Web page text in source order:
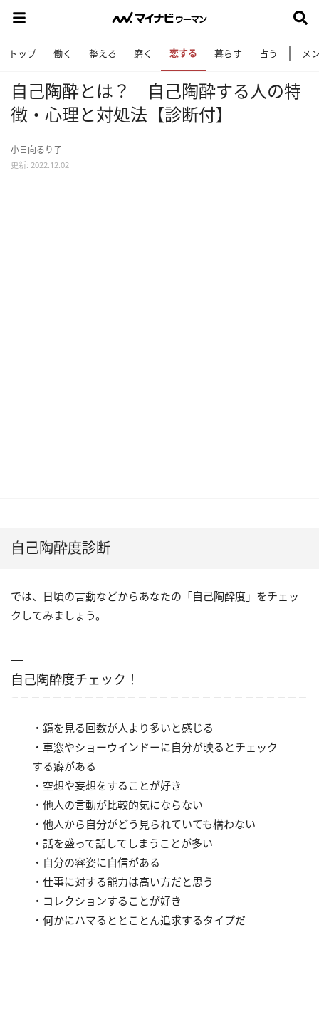
トップ 働く 整える 磨く 恋する 暮らす 占う メ
自己陶酔とは？ 自己陶酔する人の特
徴・心理と対処法【診断付】
小日向るり子
更新: 2022.12.02
自己陶酔度診断
では、日頃の言動などからあなたの「自己陶酔度」をチェッ
クしてみましょう。
自己陶酔度チェック！
・鏡を見る回数が人より多いと感じる
・車窓やショーウインドーに自分が映るとチェック
する癖がある
・空想や妄想をすることが好き
・他人の言動が比較的気にならない
・他人から自分がどう見られていても構わない
・話を盛って話してしまうことが多い
・自分の容姿に自信がある
・仕事に対する能力は高い方だと思う
・コレクションすることが好き
・何かにハマるととことん追求するタイプだ